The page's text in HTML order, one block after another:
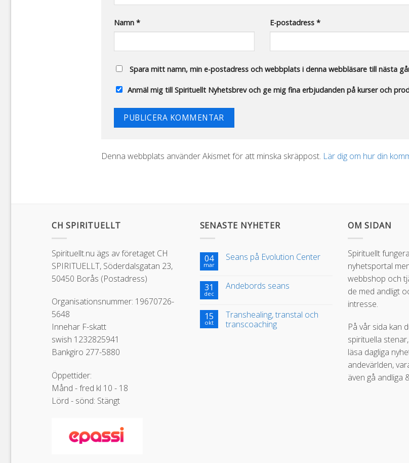
Namn * E-postadress *
Spara mitt namn, min e-postadress och webbplats i denna webbläsare till nästa
Anmäl mig till Spirituellt Nyhetsbrev och ge mig fina erbjudanden på kurser och
Denna webbplats använder Akismet för att minska skräppost. Lär dig om hur din
CH SPIRITUELLT
Spirituellt.nu ägs av företaget CH
SPIRITUELLT, Söderdalsgatan 23,
50450 Borås (Postadress)
Organisationsnummer: 19670726-
5648
Innehar F-skatt
swish 1232825941
Bankgiro 277-5880
Öppettider:
Månd - fred kl 10 - 18
Lörd - sönd: Stängt
SENASTE NYHETER
04
mar
Seans på Evolution Center
31
dec
Andebords seans
15
okt
Transhealing, transtal och
transcoaching
OM SIDAN
Spirituellt
nyhetsportal
webbshop och
de med andligt
intresse.
På vår sida kan
spirituella
läsa dagliga
andevärlden,
även gå andliga